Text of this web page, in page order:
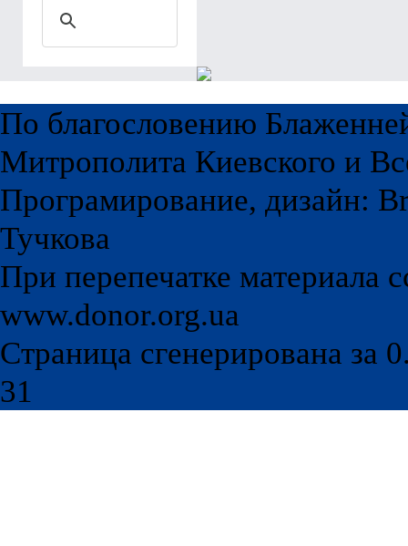
По благословению
Митрополита Киевского и
Програмирование, дизайн:
Тучкова
При перепечатке материала
www.donor.org.ua
Страница сгенерирована за
31